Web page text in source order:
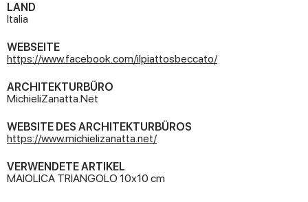
LAND
Italia
WEBSEITE
https://www.facebook.com/ilpiattosbeccato/
ARCHITEKTURBÜRO
MichieliZanatta.Net
WEBSITE DES ARCHITEKTURBÜROS
https://www.michielizanatta.net/
VERWENDETE ARTIKEL
MAIOLICA TRIANGOLO 10x10 cm